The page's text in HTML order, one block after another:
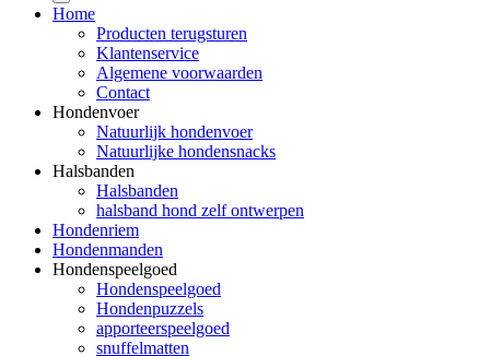
Home
Producten terugsturen
Klantenservice
Algemene voorwaarden
Contact
Hondenvoer
Natuurlijk hondenvoer
Natuurlijke hondensnacks
Halsbanden
Halsbanden
halsband hond zelf ontwerpen
Hondenriem
Hondenmanden
Hondenspeelgoed
Hondenspeelgoed
Hondenpuzzels
apporteerspeelgoed
snuffelmatten